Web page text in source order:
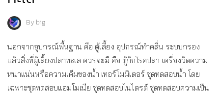
Bybig
นอกจากอุปกรณ์พื้นฐาน คือ ตู้เลี้ยง อุปกรณ์ทำคลื่น ระบบกรอง
แล้วสิ่งที่ผู้เลี้ยงปลาทะเล ควรจะมี คือ ตู้กักโรคปลา เครื่องวัดความ
หนาแน่นหรือความเค็มของน้ำ เทอร์โมมิเตอร์ ชุดทดสอบน้ำ โดย
เฉพาะชุดทดสอบแอมโมเนีย ชุดทดสอบไนไตรต์ ชุดทดสอบความเป็น